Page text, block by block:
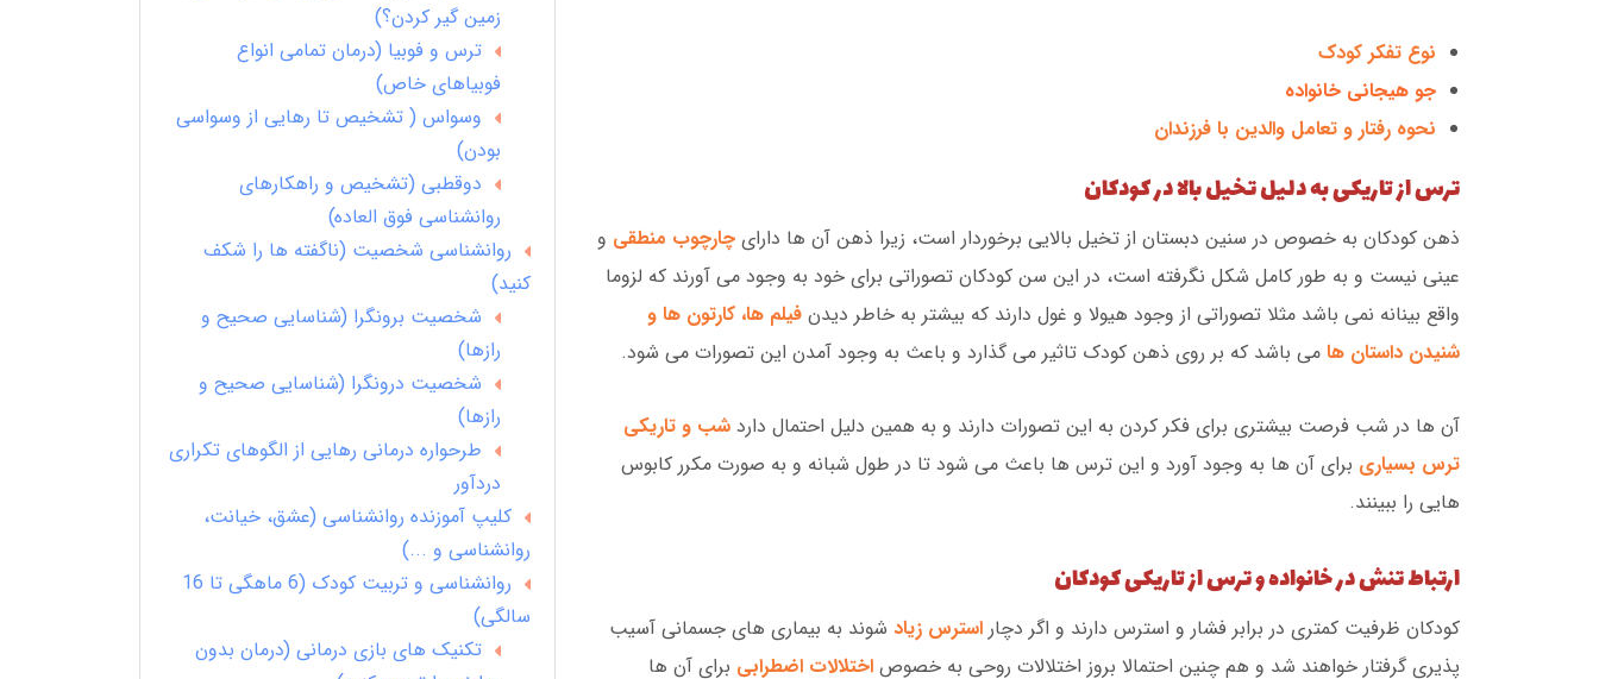
نوع تفکر کودک
جو هیجانی خانواده
نحوه رفتار و تعامل والدین با فرزندان
ترس از تاریکی به دلیل تخیل بالا در کودکان
ذهن کودکان به خصوص در سنین دبستان از تخیل بالایی برخوردار است، زیرا ذهن آن ها دارای چارچوب منطقی و
عینی نیست و به طور کامل شکل نگرفته است، در این سن کودکان تصوراتی برای خود به وجود می آورند که لزوما
واقع بینانه نمی باشد مثلا تصوراتی از وجود هیولا و غول دارند که بیشتر به خاطر دیدن فیلم ها، کارتون ها و
شنیدن داستان ها می باشد که بر روی ذهن کودک تاثیر می گذارد و باعث به وجود آمدن این تصورات می شود.
آن ها در شب فرصت بیشتری برای فکر کردن به این تصورات دارند و به همین دلیل احتمال دارد شب و تاریکی
ترس بسیاری برای آن ها به وجود آورد و این ترس ها باعث می شود تا در طول شبانه و به صورت مکرر کابوس
هایی را ببینند.
ارتباط تنش در خانواده و ترس از تاریکی کودکان
کودکان ظرفیت کمتری در برابر فشار و استرس دارند و اگر دچار استرس زیاد شوند به بیماری های جسمانی آسیب
پذیری گرفتار خواهند شد و هم چنین احتمالا بروز اختلالات روحی به خصوص اختلالات اضطرابی برای آن ها
زمین گیر کردن؟)
ترس و فوبیا (درمان تمامی انواع
فوبیاهای خاص)
وسواس ( تشخیص تا رهایی از وسواسی
بودن)
دوقطبی (تشخیص و راهکارهای
روانشناسی فوق العاده)
روانشناسی شخصیت (ناگفته ها را شکف
کنید)
شخصیت برونگرا (شناسایی صحیح و
رازها)
شخصیت درونگرا (شناسایی صحیح و
رازها)
طرحواره درمانی رهایی از الگوهای تکراری
دردآور
کلیپ آموزنده روانشناسی (عشق، خیانت،
روانشناسی و ...)
روانشناسی و تربیت کودک (6 ماهگی تا 16
سالگی)
تکنیک های بازی درمانی (درمان بدون